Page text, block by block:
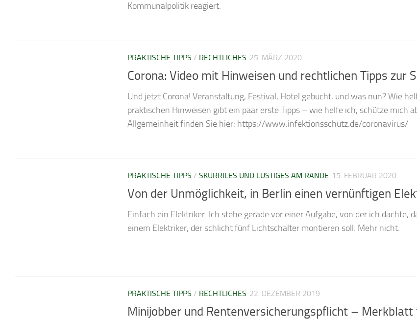
Kommunalpolitik reagiert.
PRAKTISCHE TIPPS / RECHTLICHES 25. MÄRZ 2020
Corona: Video mit Hinweisen und rechtlichen Tipps zur
Und jetzt Corona! Veranstaltung, Festival, Hotel gebucht, und was nun? Wie
praktischen Hinweisen gibt ein paar erste Tipps – wie helfe ich, schütze mich
Allgemeinheit finden Sie hier: https://www.infektionsschutz.de/coronavirus/
PRAKTISCHE TIPPS / SKURRILES UND LUSTIGES AM RANDE 15. FEBRUAR 2020
Von der Unmöglichkeit, in Berlin einen vernünftigen
Einfach ein Elektriker. Ich stehe gerade vor einer Aufgabe, von der ich dachte,
einem Elektriker, der schlicht fünf Lichtschalter montieren soll. Mehr nicht.
PRAKTISCHE TIPPS / RECHTLICHES 22. DEZEMBER 2019
Minijobber und Renten­versicherungs­pflicht –